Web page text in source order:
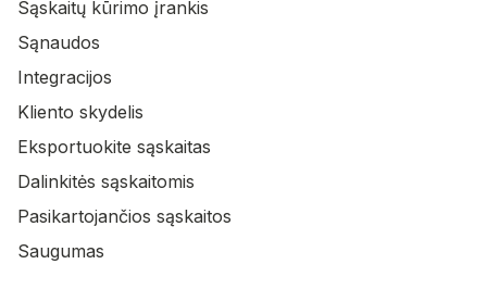
Sąskaitų kūrimo įrankis
Sąnaudos
Integracijos
Kliento skydelis
Eksportuokite sąskaitas
Dalinkitės sąskaitomis
Pasikartojančios sąskaitos
Saugumas